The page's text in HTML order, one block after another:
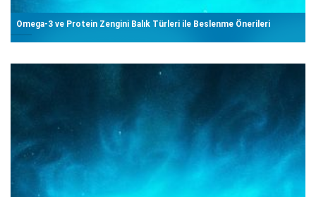
Omega-3 ve Protein Zengini Balık Türleri ile Beslenme Önerileri